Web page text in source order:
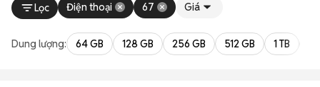
Lọc Điện thoại 67 Giá
Dung lượng: 64 GB 128 GB 256 GB 512 GB 1 TB